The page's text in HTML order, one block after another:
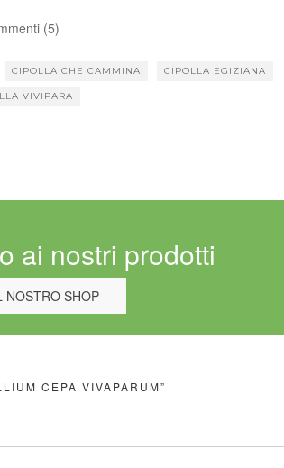
(5)
CIPOLLA CHE CAMMINA CIPOLLA EGIZIANA
VIVIPARA
ai nostri prodotti
NOSTRO SHOP
CEPA VIVAPARUM”